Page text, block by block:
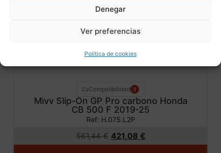
Denegar
Ver preferencias
Política de cookies
Compatibilidad 2
Mivv Slip-On GP Pro carbono Honda
CB 500 F 2019-25
Ref: H.075.L2P
561,44€ 421,08 €